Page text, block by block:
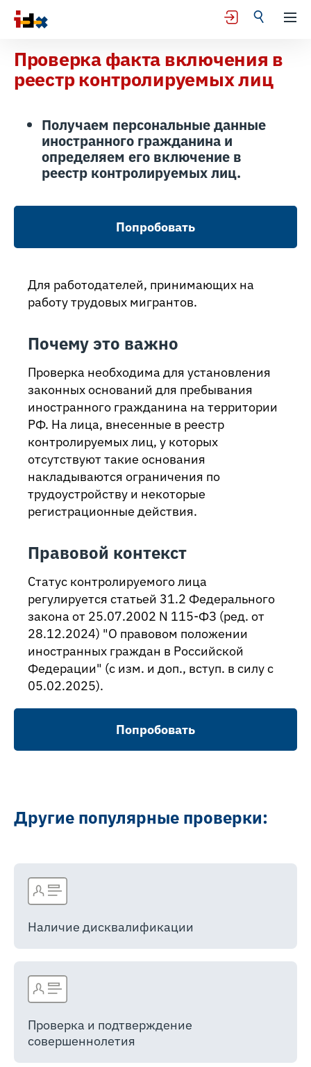
Проверка факта включения в
реестр контролируемых лиц
Получаем персональные данные
иностранного гражданина и
определяем его включение в
реестр контролируемых лиц.
Попробовать
Для работодателей, принимающих на
работу трудовых мигрантов.
Почему это важно
Проверка необходима для установления
законных оснований для пребывания
иностранного гражданина на территории
РФ. На лица, внесенные в реестр
контролируемых лиц, у которых
отсутствуют такие основания
накладываются ограничения по
трудоустройству и некоторые
регистрационные действия.
Правовой контекст
Статус контролируемого лица
регулируется статьей 31.2 Федерального
закона от 25.07.2002 N 115-ФЗ (ред. от
28.12.2024) "О правовом положении
иностранных граждан в Российской
Федерации" (с изм. и доп., вступ. в силу с
05.02.2025).
Попробовать
Другие популярные проверки:
Наличие дисквалификации
Проверка и подтверждение
совершеннолетия